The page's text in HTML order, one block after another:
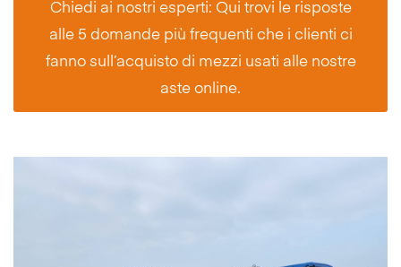
Chiedi ai nostri esperti: Qui trovi le risposte
alle 5 domande più frequenti che i clienti ci
fanno sull’acquisto di mezzi usati alle nostre
aste online.